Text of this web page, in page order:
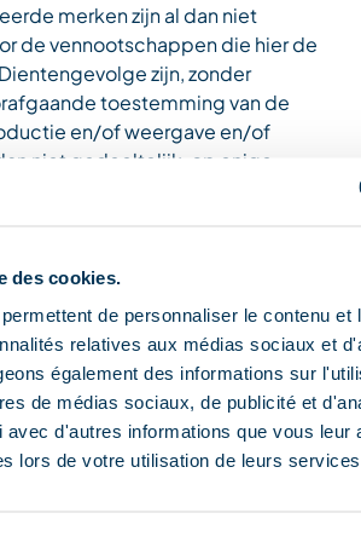
des cookies.
de personnaliser le contenu et
relatives aux médias sociaux et
également des informations sur
de médias sociaux, de publicité et
d'autres informations que vous leur
lors de votre utilisation de leurs
merken zijn al dan niet
de vennootschappen die hier de
zijn, zonder
toestemming van de
en/of weergave en/of
niet gedeeltelijk, op enige
of niet, heden of in de toekomst,
aansprakelijkheid van de
zijn.”
WET – CLAIM – GESCHIL
vallen onder de Franse
de toegang tot en het gebruik
ingediend worden bij Méribel